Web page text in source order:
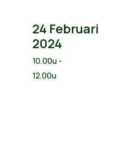
24 Februari
2024
10.00u -
12.00u